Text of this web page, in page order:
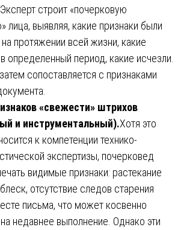
Эксперт строит «почерковую
лица, выявляя, какие признаки были
протяжении всей жизни, какие
определенный период, какие исчезли.
сопоставляется с признаками
«свежести» штрихов
и инструментальный).Хотя это
к компетенции технико-
экспертизы, почерковед
видимые признаки: растекание
отсутствие следов старения
письма, что может косвенно
недавнее выполнение. Однако эти